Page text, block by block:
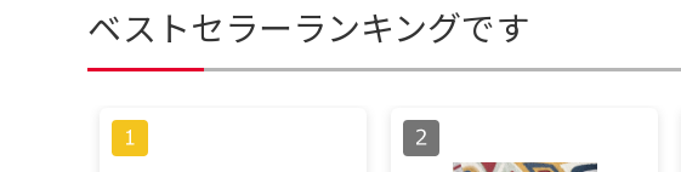
ベストセラーランキングです